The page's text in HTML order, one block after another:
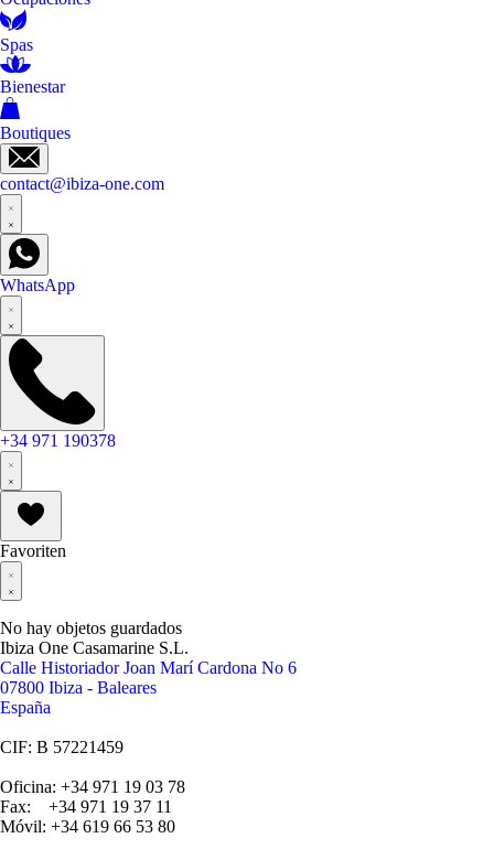
Spas
Bienestar
Boutiques
contact@ibiza-one.com
WhatsApp
+34 971 190378
Favoriten
No hay objetos guardados
Ibiza One Casamarine S.L.
Calle Historiador Joan Marí Cardona No 6
07800 Ibiza - Baleares
España
CIF: B 57221459
Oficina: +34 971 19 03 78
Fax: +34 971 19 37 11
Móvil: +34 619 66 53 80